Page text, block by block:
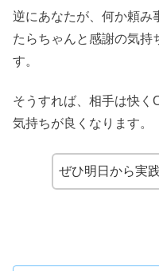
逆にあなたが、何か頼み
たらちゃんと感謝の気持
す。
そうすれば、相手は快く
気持ちが良くなります。
ぜひ明日から実